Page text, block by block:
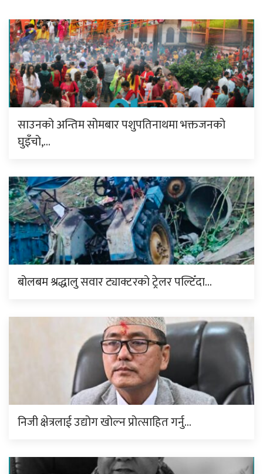
साउनको अन्तिम सोमबार पशुपतिनाथमा भक्तजनको
घुइँचो,…
बोलबम श्रद्धालु सवार ट्याक्टरको ट्रेलर पल्टिँदा…
निजी क्षेत्रलाई उद्योग खोल्न प्रोत्साहित गर्नु…